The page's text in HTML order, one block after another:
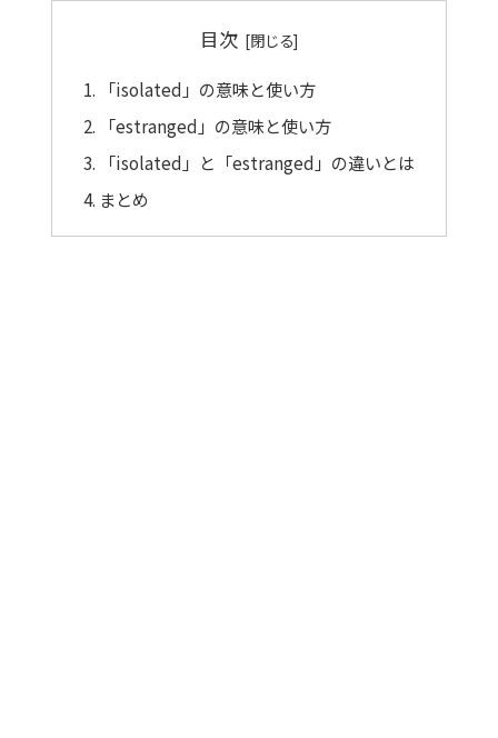
目次
「isolated」の意味と使い方
「estranged」の意味と使い方
「isolated」と「estranged」の違いとは
まとめ